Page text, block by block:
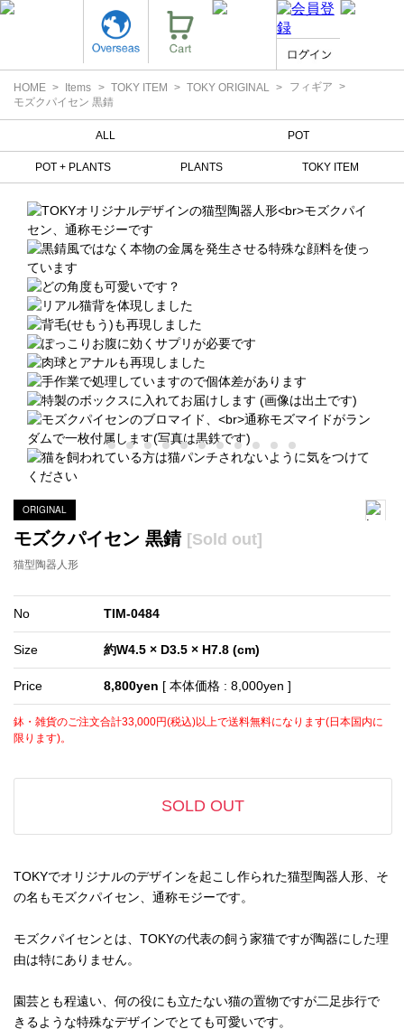
HOME Items TOKY ITEM TOKY ORIGINAL
フィギア
モズクパイセン 黒錆
ALL POT
POT + PLANTS PLANTS TOKY ITEM
ORIGINAL
モズクパイセン 黒錆 [Sold out]
猫型陶器人形
No TIM-0484
Size 約W4.5 × D3.5 × H7.8 (cm)
Price 8,800yen [ 本体価格 : 8,000yen ]
鉢・雑貨のご注文合計33,000円(税込)以上で送料無料になります(日本国内に
限ります)。
SOLD OUT
TOKYでオリジナルのデザインを起こし作られた猫型陶器人形、そ
の名もモズクパイセン、通称モジーです。
モズクパイセンとは、TOKYの代表の飼う家猫ですが陶器にした理
由は特にありません。
園芸とも程遠い、何の役にも立たない猫の置物ですが二足歩行で
きるような特殊なデザインでとても可愛いです。